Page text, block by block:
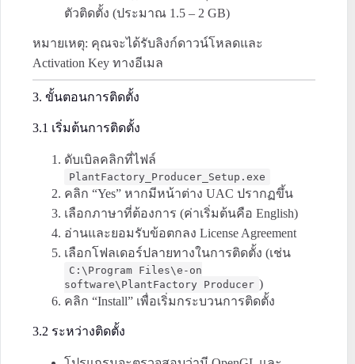
ตัวติดตั้ง (ประมาณ 1.5 – 2 GB)
หมายเหตุ: คุณจะได้รับลิงก์ดาวน์โหลดและ
Activation Key ทางอีเมล
3. ขั้นตอนการติดตั้ง
3.1 เริ่มต้นการติดตั้ง
ดับเบิลคลิกที่ไฟล์
PlantFactory_Producer_Setup.exe
คลิก “Yes” หากมีหน้าต่าง UAC ปรากฏขึ้น
เลือกภาษาที่ต้องการ (ค่าเริ่มต้นคือ English)
อ่านและยอมรับข้อตกลง License Agreement
เลือกโฟลเดอร์ปลายทางในการติดตั้ง (เช่น
C:\Program Files\e-on
software\PlantFactory Producer )
คลิก “Install” เพื่อเริ่มกระบวนการติดตั้ง
3.2 ระหว่างติดตั้ง